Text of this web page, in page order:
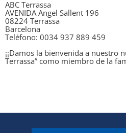
ABC Terrassa
AVENIDA Angel Sallent 196
08224 Terrassa
Barcelona
Teléfono: 0034 937 889 459
¡¡Damos la bienvenida a nuestro
Terrassa” como miembro de la